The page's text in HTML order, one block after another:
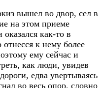
вышел во двор, сел в
на этом приеме
как-то в
к нему более
ему сейчас и
как люди, увидев
едва увертываясь
во весь опор, словно